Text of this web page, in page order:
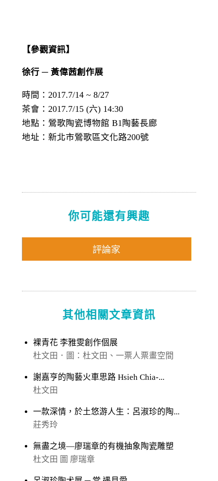
【參觀資訊】
徐行 ─ 黃偉茜創作展
時間：2017.7/14 ~ 8/27
茶會：2017.7/15 (六) 14:30
地點：鶯歌陶瓷博物館 B1陶藝長廊
地址：新北市鶯歌區文化路200號
你可能還有興趣
評論家
其他相關文章資訊
裸青花 李雅雯創作個展
杜文田．圖：杜文田、一票人票畫空間
謝嘉亨的陶藝火車思路 Hsieh Chia-...
杜文田
一款深情，於土悠游人生：呂淑珍的陶...
莊秀玲
無盡之境—廖瑞章的有機抽象陶瓷雕塑
杜文田 圖 廖瑞章